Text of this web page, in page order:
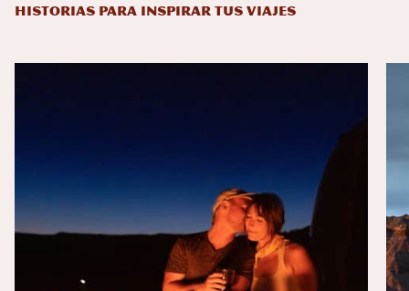
HISTORIAS PARA INSPIRAR TUS VIAJES